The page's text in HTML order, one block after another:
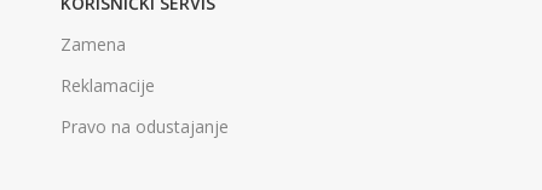
Zamena
Reklamacije
Pravo na odustajanje